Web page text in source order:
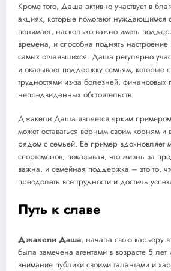
Кроме того, Даша активно участвует в
акциях, которые помогают нуждающимся
понимает, насколько важно иметь
времена, и способна поднять
самых отчаявшихся. Даша регулярно
и оказывает поддержку семьям, которые
трудностями из-за болезней,
непредвиденных обстоятельств.
Джакели Даша является ярким примером
может оставаться верным своим корням и
рядом с семьей. Ее пример вдохновляет
спортсменов, показывая, что жизнь за
важна, и семейная поддержка – это то,
преодолеть все трудности и достичь
Путь к славе
Джакели Даша, начала свою карьеру
была замечена агентами в возрасте 5
внимание публики своими талантами и